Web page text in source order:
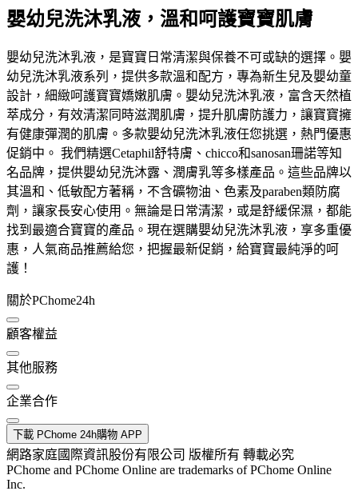
嬰幼兒洗沐乳液，溫和呵護寶寶肌膚
嬰幼兒洗沐乳液，是寶寶日常清潔與保養不可或缺的選擇。嬰
幼兒洗沐乳液系列，提供多款溫和配方，專為新生兒及嬰幼童
設計，細緻呵護寶寶嬌嫩肌膚。嬰幼兒洗沐乳液，富含天然植
萃成分，有效清潔同時滋潤肌膚，提升肌膚防護力，讓寶寶擁
有健康彈潤的肌膚。多款嬰幼兒洗沐乳液任您挑選，熱門優惠
促銷中。 我們精選Cetaphil舒特膚、chicco和sanosan珊諾等知
名品牌，提供嬰幼兒洗沐露、潤膚乳等多樣產品。這些品牌以
其溫和、低敏配方著稱，不含礦物油、色素及paraben類防腐
劑，讓家長安心使用。無論是日常清潔，或是舒緩保濕，都能
找到最適合寶寶的產品。現在選購嬰幼兒洗沐乳液，享多重優
惠，人氣商品推薦給您，把握最新促銷，給寶寶最純淨的呵
護！
關於PChome24h
顧客權益
其他服務
企業合作
下載 PChome 24h購物 APP
網路家庭國際資訊股份有限公司 版權所有 轉載必究
PChome and PChome Online are trademarks of PChome Online
Inc.